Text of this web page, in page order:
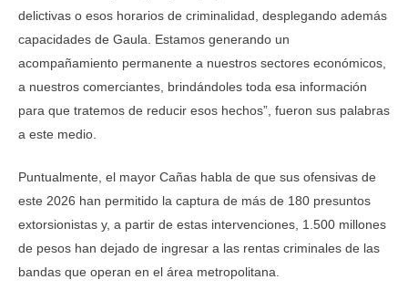
delictivas o esos horarios de criminalidad, desplegando además
capacidades de Gaula. Estamos generando un
acompañamiento permanente a nuestros sectores económicos,
a nuestros comerciantes, brindándoles toda esa información
para que tratemos de reducir esos hechos”, fueron sus palabras
a este medio.
Puntualmente, el mayor Cañas habla de que sus ofensivas de
este 2026 han permitido la captura de más de 180 presuntos
extorsionistas y, a partir de estas intervenciones, 1.500 millones
de pesos han dejado de ingresar a las rentas criminales de las
bandas que operan en el área metropolitana.